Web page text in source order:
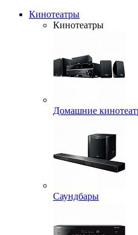
Кинотеатры
Кинотеатры
Домашние
Саундбары